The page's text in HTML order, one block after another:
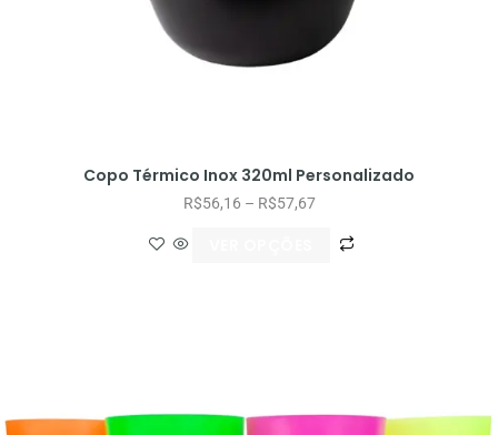
Copo Térmico Inox 320ml Personalizado
R$56,16 – R$57,67